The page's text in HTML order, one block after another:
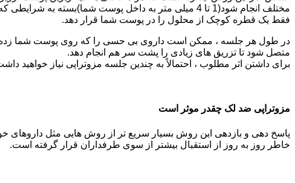
مختلف انجام شود(1 تا 4 میلی متر به داخل پوست
فقط یک قطره کوچک از محلول را در پوست شما قرار دهد.
در طول هر جلسه ، ممکن است داروی بی حسی را که روی پوست شما زده
متصل شود تا تزریق های زیادی را پشت سر هم انجام دهد.
برای داشتن اثر مطلوب ، احتمالاً به چندین جلسه مزوتراپی نیاز خواهید
مزوتراپی ضد لک چقدر موثر است
پاسخ‌ دهی و بازدهی این روش بسیار سریع ‌تر از روش ‌هایی مثل داروهای
خاطر روز به روز از استقبال بیشتر از سوی طرفداران قرار گرفته است.